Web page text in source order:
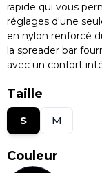
rapide qui vous
réglages d'une
en nylon renforcé
la spreader bar
avec un confort
Taille
S M
Couleur